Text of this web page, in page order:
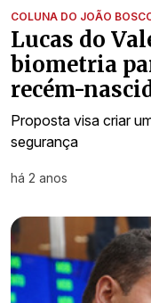
COLUNA DO JOÃO
Lucas do
biometria
recém-
Proposta visa criar
segurança
há 2 anos